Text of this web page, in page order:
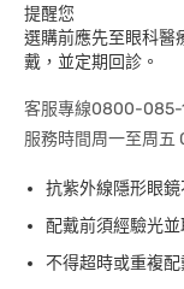
提醒您
選購前應先至眼科醫
戴，並定期回診。
客服專線0800-085-
服務時間周一至周
抗紫外線隱形眼
配戴前須經驗光並
不得超時或重複配